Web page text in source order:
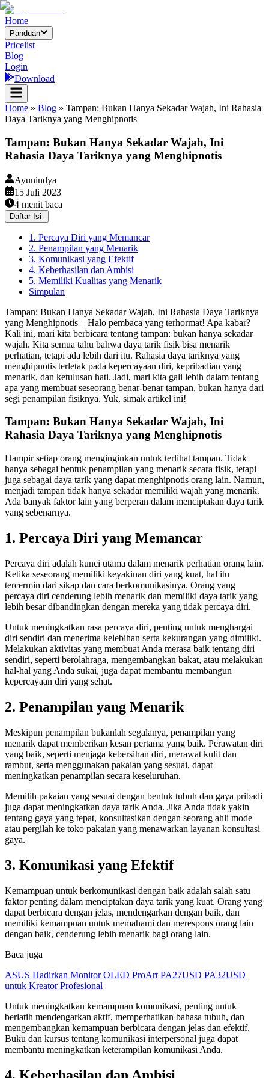
Home
Panduan
Pricelist
Blog
Login
Download
Home » Blog » Tampan: Bukan Hanya Sekadar Wajah, Ini Rahasia
Daya Tariknya yang Menghipnotis
Tampan: Bukan Hanya Sekadar Wajah, Ini
Rahasia Daya Tariknya yang Menghipnotis
Ayunindya
15 Juli 2023
4 menit baca
Daftar Isi-
1. Percaya Diri yang Memancar
2. Penampilan yang Menarik
3. Komunikasi yang Efektif
4. Keberhasilan dan Ambisi
5. Memiliki Kualitas yang Menarik
Simpulan
Tampan: Bukan Hanya Sekadar Wajah, Ini Rahasia Daya Tariknya
yang Menghipnotis – Halo pembaca yang terhormat! Apa kabar?
Kali ini, mari kita berbicara tentang tampan: bukan hanya sekadar
wajah. Kita semua tahu bahwa daya tarik fisik bisa menarik
perhatian, tetapi ada lebih dari itu. Rahasia daya tariknya yang
menghipnotis terletak pada kepercayaan diri, kepribadian yang
menarik, dan ketulusan hati. Jadi, mari kita gali lebih dalam tentang
apa yang membuat seseorang benar-benar tampan, bukan hanya dari
segi penampilan fisiknya. Yuk, simak artikel ini!
Tampan: Bukan Hanya Sekadar Wajah, Ini
Rahasia Daya Tariknya yang Menghipnotis
Hampir setiap orang menginginkan untuk terlihat tampan. Tidak
hanya sebagai bentuk penampilan yang menarik secara fisik, tetapi
juga sebagai daya tarik yang dapat menghipnotis orang lain. Namun,
menjadi tampan tidak hanya sekadar memiliki wajah yang menarik.
Ada banyak faktor lain yang berperan dalam menciptakan daya tarik
yang sebenarnya.
1. Percaya Diri yang Memancar
Percaya diri adalah kunci utama dalam menarik perhatian orang lain.
Ketika seseorang memiliki keyakinan diri yang kuat, hal itu
tercermin dari sikap dan cara berkomunikasinya. Orang yang
percaya diri cenderung lebih menarik dan memiliki daya tarik yang
lebih besar dibandingkan dengan mereka yang tidak percaya diri.
Untuk meningkatkan rasa percaya diri, penting untuk menghargai
diri sendiri dan menerima kelebihan serta kekurangan yang dimiliki.
Melakukan aktivitas yang membuat Anda merasa baik tentang diri
sendiri, seperti berolahraga, mengembangkan bakat, atau melakukan
hal-hal yang Anda sukai, juga dapat membantu membangun
kepercayaan diri yang sehat.
2. Penampilan yang Menarik
Meskipun penampilan bukanlah segalanya, penampilan yang
menarik dapat memberikan kesan pertama yang baik. Perawatan diri
yang baik, seperti menjaga kebersihan diri, merawat kulit dan
rambut, serta menggunakan pakaian yang sesuai, dapat
meningkatkan penampilan secara keseluruhan.
Memilih pakaian yang sesuai dengan bentuk tubuh dan gaya pribadi
juga dapat meningkatkan daya tarik Anda. Jika Anda tidak yakin
tentang gaya yang tepat, konsultasikan dengan seorang ahli mode
atau pergilah ke toko pakaian yang menawarkan layanan konsultasi
gaya.
3. Komunikasi yang Efektif
Kemampuan untuk berkomunikasi dengan baik adalah salah satu
faktor penting dalam menciptakan daya tarik yang kuat. Orang yang
dapat berbicara dengan jelas, mendengarkan dengan baik, dan
memiliki kemampuan untuk memahami dan merespons orang lain
dengan baik, cenderung lebih menarik bagi orang lain.
Baca juga
ASUS Hadirkan Monitor OLED ProArt PA27USD PA32USD
untuk Kreator Profesional
Untuk meningkatkan kemampuan komunikasi, penting untuk
berlatih mendengarkan aktif, memperhatikan bahasa tubuh, dan
mengembangkan kemampuan berbicara dengan jelas dan efektif.
Buku dan kursus tentang komunikasi interpersonal juga dapat
membantu meningkatkan keterampilan komunikasi Anda.
4. Keberhasilan dan Ambisi